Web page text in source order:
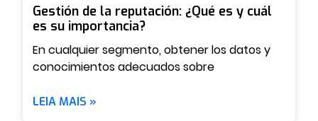
Gestión de la reputación: ¿Qué es y cuál
es su importancia?
En cualquier segmento, obtener los datos y
conocimientos adecuados sobre
LEIA MAIS »